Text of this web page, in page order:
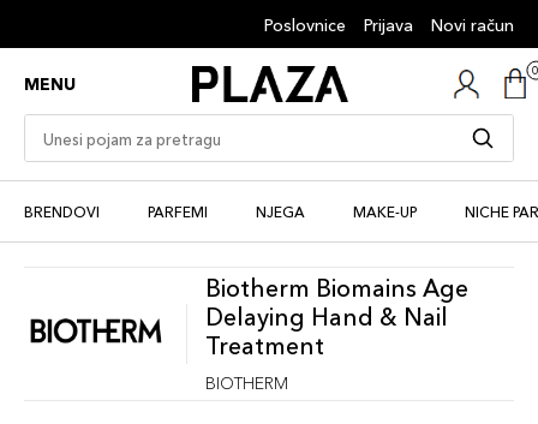
Poslovnice Prijava Novi račun
MENU
BRENDOVI PARFEMI NJEGA MAKE-UP NICHE
Biotherm Biomains Age
Delaying Hand & Nail
Treatment
BIOTHERM